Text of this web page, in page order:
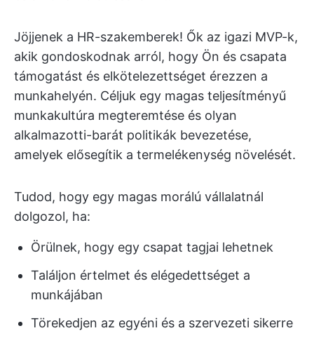
Jöjjenek a HR-szakemberek! Ők az igazi MVP-k,
akik gondoskodnak arról, hogy Ön és csapata
támogatást és elkötelezettséget érezzen a
munkahelyén. Céljuk egy magas teljesítményű
munkakultúra megteremtése és olyan
alkalmazotti-barát politikák bevezetése,
amelyek elősegítik a termelékenység növelését.
Tudod, hogy egy magas morálú vállalatnál
dolgozol, ha:
Örülnek, hogy egy csapat tagjai lehetnek
Találjon értelmet és elégedettséget a
munkájában
Törekedjen az egyéni és a szervezeti sikerre